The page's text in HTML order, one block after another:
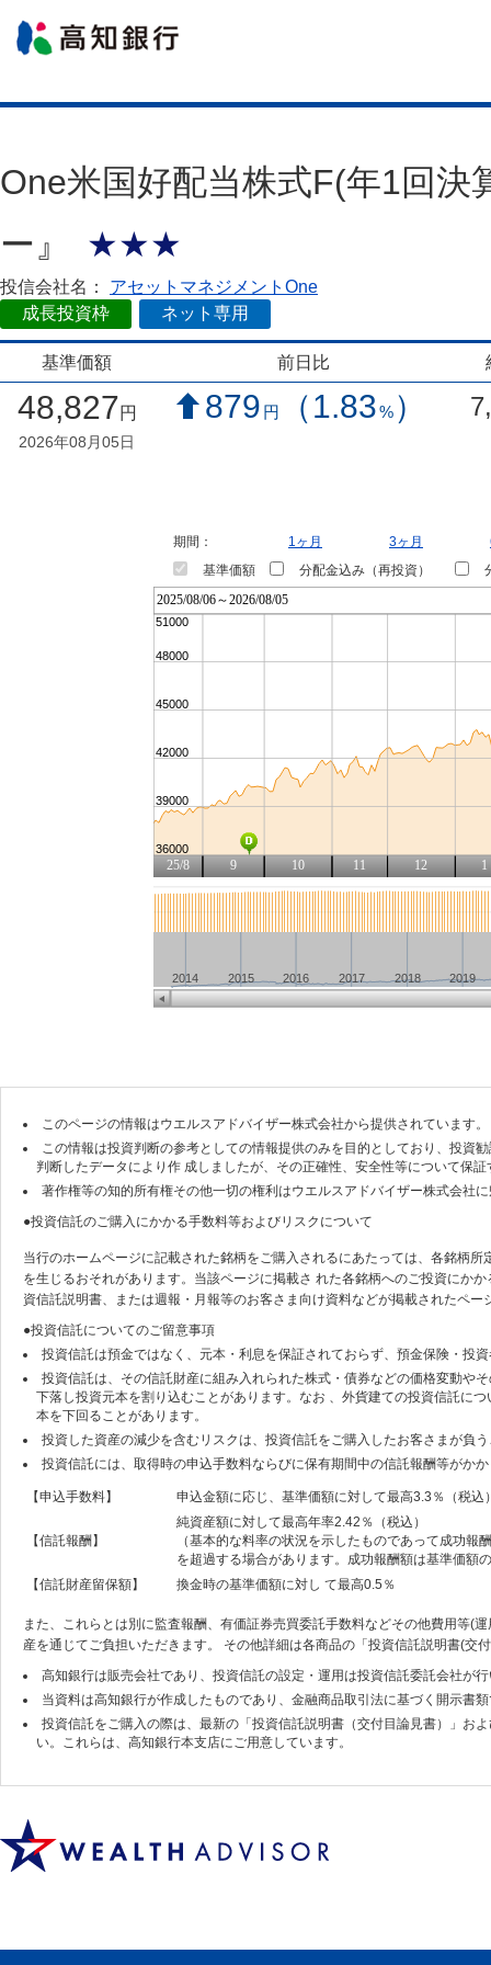
One米国好配当株式F(年1回
ー』
★★★
投信会社名： アセットマネジメントOne
成長投資枠
ネット専用
基準価額 前日比
48,827円 879 円 （1.83%）
2026年08月05日
期間： 1ヶ月 3ヶ月
基準価額
分配金込み（再投資）
このページの情報はウエルスアドバイザー株式会社から提供されています。
この情報は投資判断の参考としての情報提供のみを目的としており、投資
判断したデータにより作 成しましたが、その正確性、安全性等について保
著作権等の知的所有権その他一切の権利はウエルスアドバイザー株式会社
●投資信託のご購入にかかる手数料等およびリスクについて
当行のホームページに記載された銘柄をご購入されるにあたっては、各銘柄
を生じるおそれがあります。当該ページに掲載さ れた各銘柄へのご投資にか
資信託説明書、または週報・月報等のお客さま向け資料などが掲載されたペ
●投資信託についてのご留意事項
投資信託は預金ではなく、元本・利息を保証されておらず、預金保険・投
投資信託は、その信託財産に組み入れられた株式・債券などの価格変動や
下落し投資元本を割り込むことがあります。なお 、外貨建ての投資信託に
本を下回ることがあります。
投資した資産の減少を含むリスクは、投資信託をご購入したお客さまが負
投資信託には、取得時の申込手数料ならびに保有期間中の信託報酬等がか
【申込手数料】 申込金額に応じ、基準価額に対して最高3.3％（税込
【信託報酬】
純資産額に対して最高年率2.42％（税込）
（基本的な料率の状況を示したものであって成功
を超過する場合があります。成功報酬額は基準価額
【信託財産留保額】
換金時の基準価額に対し て最高0.5％
また、これらとは別に監査報酬、有価証券売買委託手数料などその他費用等(
産を通じてご負担いただきます。 その他詳細は各商品の「投資信託説明書(交
高知銀行は販売会社であり、投資信託の設定・運用は投資信託委託会社が
当資料は高知銀行が作成したものであり、金融商品取引法に基づく開示書
投資信託をご購入の際は、最新の「投資信託説明書（交付目論見書）」お
い。これらは、高知銀行本支店にご用意しています。